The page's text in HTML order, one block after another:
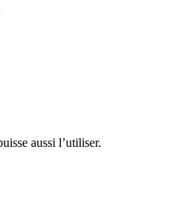
aussi l’utiliser.